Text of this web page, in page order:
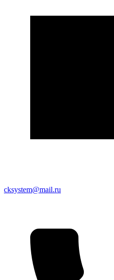
cksystem@mail.ru